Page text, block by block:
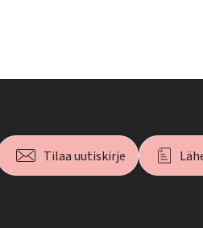
Tilaa uutiskirje